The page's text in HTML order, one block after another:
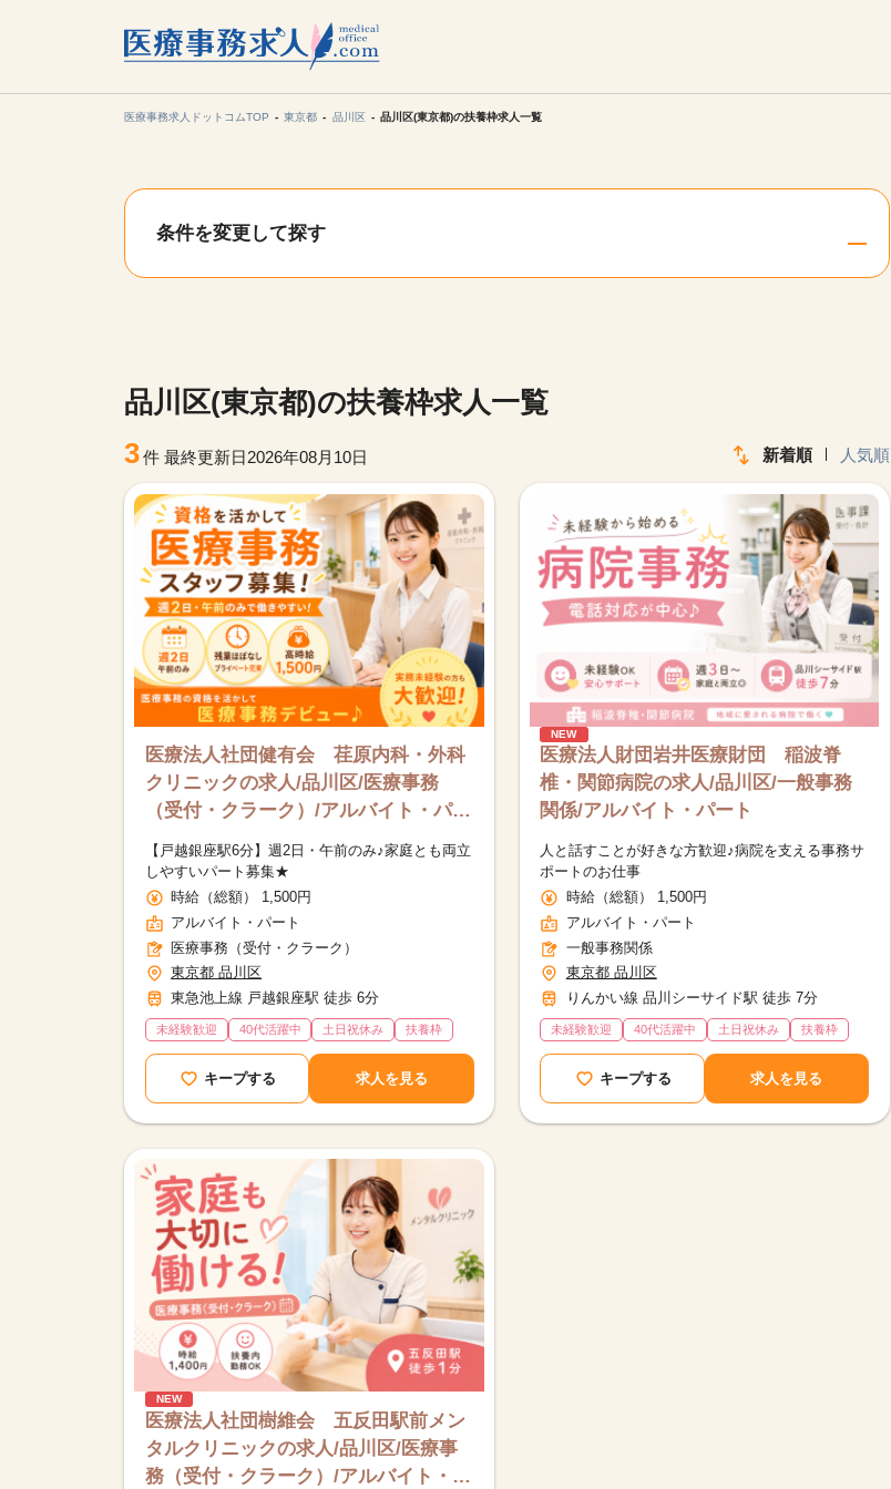
医療事務求人ドットコムTOP 東京都 品川区 品川区(東京都)の扶養枠求人一覧
条件を変更して探す
品川区(東京都)の扶養枠求人一覧
3件 最終更新日2026年08月10日 新着順 人気順
医療法人社団健有会 荏原内科・外科
クリニックの求人/品川区/医療事務
（受付・クラーク）/アルバイト・パー
ト
【戸越銀座駅6分】週2日・午前のみ♪家庭とも両立
しやすいパート募集★
時給（総額） 1,500円
アルバイト・パート
医療事務（受付・クラーク）
東京都 品川区
東急池上線 戸越銀座駅 徒歩 6分
未経験歓迎 40代活躍中 土日祝休み 扶養枠
キープする 求人を見る
NEW
医療法人財団岩井医療財団 稲波脊
椎・関節病院の求人/品川区/一般事務
関係/アルバイト・パート
人と話すことが好きな方歓迎♪病院を支える事務サ
ポートのお仕事
時給（総額） 1,500円
アルバイト・パート
一般事務関係
東京都 品川区
りんかい線 品川シーサイド駅 徒歩 7分
未経験歓迎 40代活躍中 土日祝休み 扶養枠
キープする 求人を見る
NEW
医療法人社団樹維会 五反田駅前メン
タルクリニックの求人/品川区/医療事
務（受付・クラーク）/アルバイト・